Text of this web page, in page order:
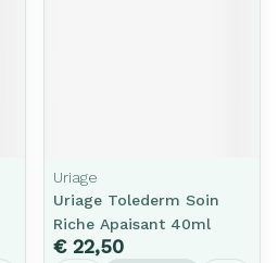
Uriage
Uriage Tolederm Soin
Riche Apaisant 40ml
€ 22,50